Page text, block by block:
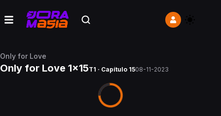
Only for Love
Only for Love 1x15T1 · Capítulo 1508-11-2023